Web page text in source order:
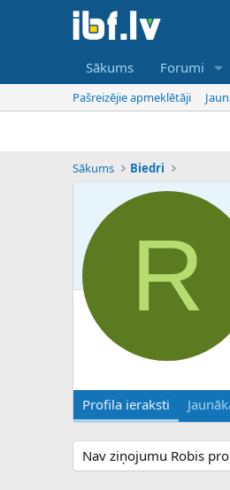
Sākums Forumi
Pašreizējie apmeklētāji
Sākums Biedri
R
Profila ieraksti
Nav ziņojumu Robis